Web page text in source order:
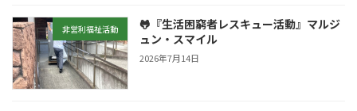
非営利福祉活動
🐸『生活困窮者レスキュー活動』マルジ
ュン・スマイル
2026年7月14日